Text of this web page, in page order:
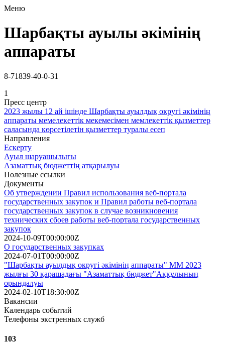
Меню
Шарбақты ауылы әкімінің
аппараты
8-71839-40-0-31
1
Пресс центр
2023 жылы 12 ай ішінде Шарбақты ауылдық округі әкімінің
аппараты мемелекеттік мекемесімен мемлекеттік қызметтер
саласында көрсетілетін қызметтер туралы есеп
Направления
Ескерту
Ауыл шаруашылығы
Азаматтық бюджеттің атқарылуы
Полезные ссылки
Документы
Об утверждении Правил использования веб-портала
государственных закупок и Правил работы веб-портала
государственных закупок в случае возникновения
технических сбоев работы веб-портала государственных
закупок
2024-10-09T00:00:00Z
О государственных закупках
2024-07-01T00:00:00Z
"Шарбақты ауылдық округі әкімінің аппараты" ММ 2023
жылғы 30 қарашадағы "Азаматтық бюджет"Аққұлының
орындалуы
2024-02-10T18:30:00Z
Вакансии
Календарь событий
Телефоны экстренных служб
103